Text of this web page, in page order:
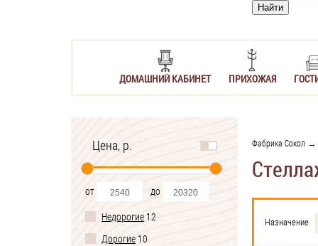
ДОМАШНИЙ КАБИНЕТ ПРИХОЖАЯ
Цена, р.
от
до
Недорогие 12
Дорогие 10
Фабрика Сокол →
Назначение